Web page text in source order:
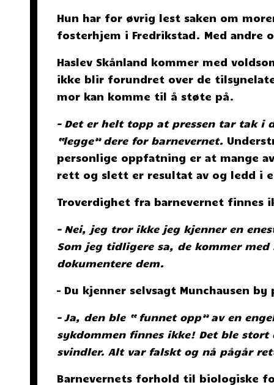
Hun har for øvrig lest saken om
fosterhjem i Fredrikstad. Med andre
Haslev Skånland kommer med
ikke blir forundret over de
mor kan komme til å støte på.
– Det er helt topp at pressen tar tak i
“legge” dere for barnevernet.
personlige oppfatning er at mange
rett og slett er resultat av og ledd i
Troverdighet fra barnevernet finnes
– Nei, jeg tror ikke jeg kjenner en
Som jeg tidligere sa, de kommer
dokumentere dem.
– Du kjenner selvsagt Munchausen
– Ja, den ble “ funnet opp” av en
sykdommen finnes ikke! Det ble
svindler. Alt var falskt og nå pågår
Barnevernets forhold til biologiske